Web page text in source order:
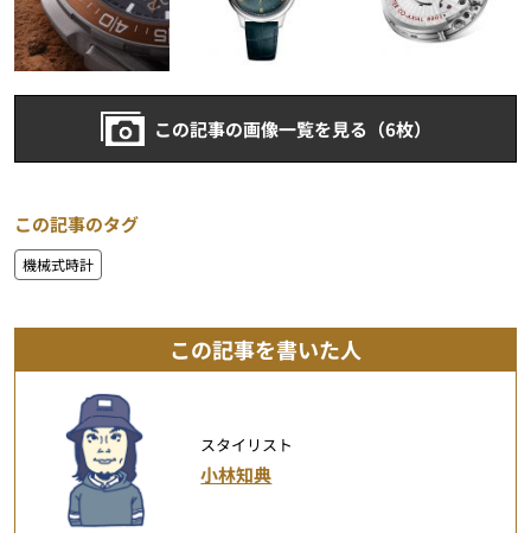
この記事の画像一覧を見る（6枚）
この記事のタグ
機械式時計
この記事を書いた人
スタイリスト
小林知典